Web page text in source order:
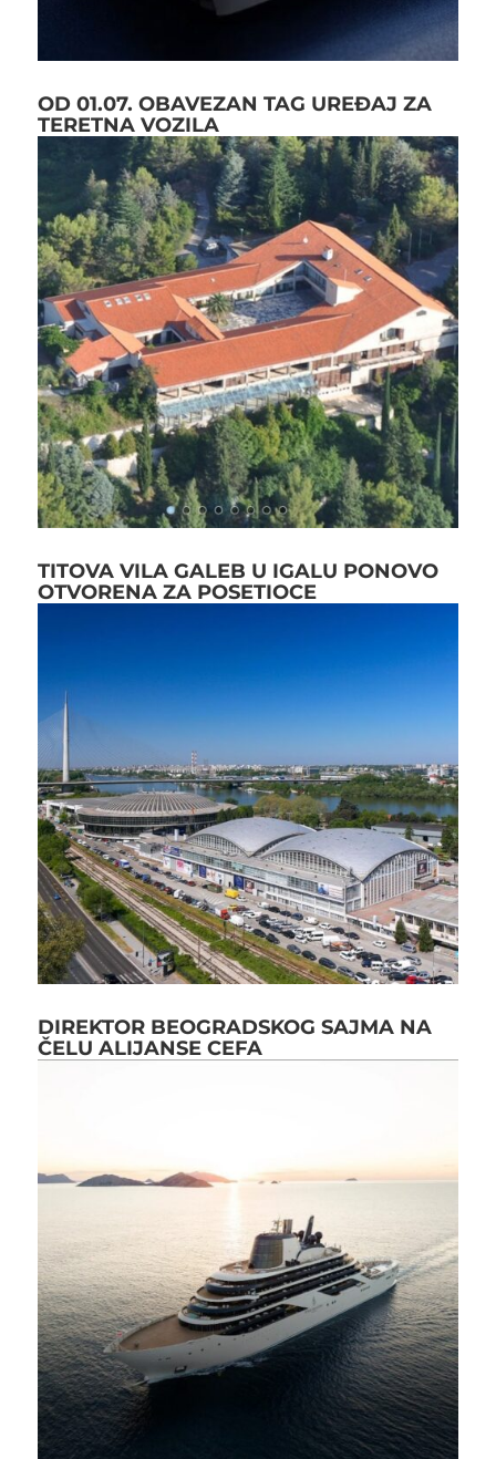
OD 01.07. OBAVEZAN TAG UREĐAJ ZA
TERETNA VOZILA
TITOVA VILA GALEB U IGALU PONOVO
OTVORENA ZA POSETIOCE
DIREKTOR BEOGRADSKOG SAJMA NA
ČELU ALIJANSE CEFA